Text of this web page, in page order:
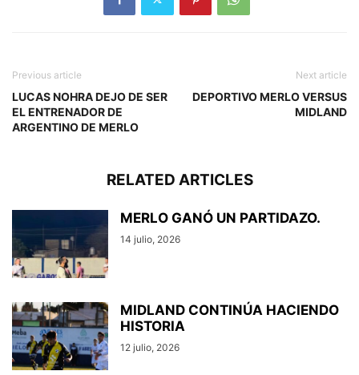
Previous article
LUCAS NOHRA DEJO DE SER
EL ENTRENADOR DE
ARGENTINO DE MERLO
Next article
DEPORTIVO MERLO VERSUS
MIDLAND
RELATED ARTICLES
MERLO GANÓ UN PARTIDAZO.
14 julio, 2026
MIDLAND CONTINÚA HACIENDO
HISTORIA
12 julio, 2026